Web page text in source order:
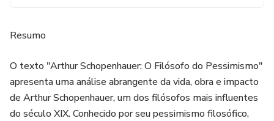
Resumo
O texto "Arthur Schopenhauer: O Filósofo do Pessimismo"
apresenta uma análise abrangente da vida, obra e impacto
de Arthur Schopenhauer, um dos filósofos mais influentes
do século XIX. Conhecido por seu pessimismo filosófico,